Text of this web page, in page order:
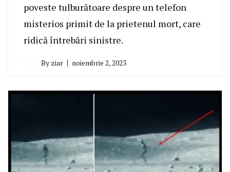
poveste tulburătoare despre un telefon
misterios primit de la prietenul mort, care
ridică întrebări sinistre.
By ziar noiembrie 2, 2023